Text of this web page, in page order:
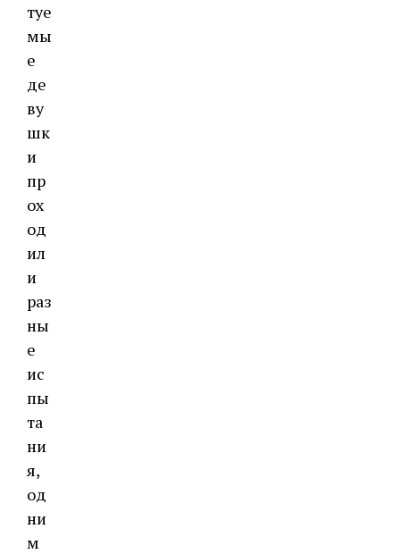
туе
мы
е
де
ву
шк
и
пр
ох
од
ил
и
раз
ны
е
ис
пы
та
ни
я,
од
ни
м